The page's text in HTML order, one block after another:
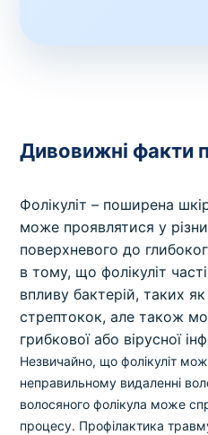
Дивовижні факти
Фолікуліт – поширена
може проявлятися у
поверхневого до
в тому, що фолікуліт
впливу бактерій, таких
стрептокок, але також
грибкової або вірусної
Незвичайно, що фолікуліт
неправильному видаленні
волосяного фолікула може
процесу. Профілактика